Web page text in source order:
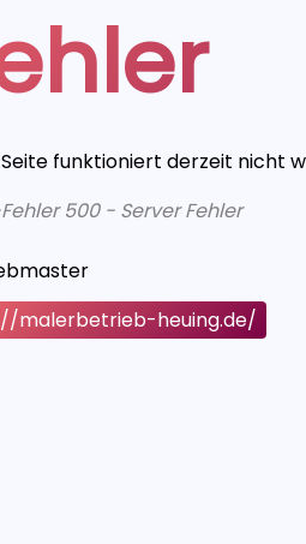
Seite funktioniert derzeit nicht
500 - Server Fehler
malerbetrieb-heuing.de/